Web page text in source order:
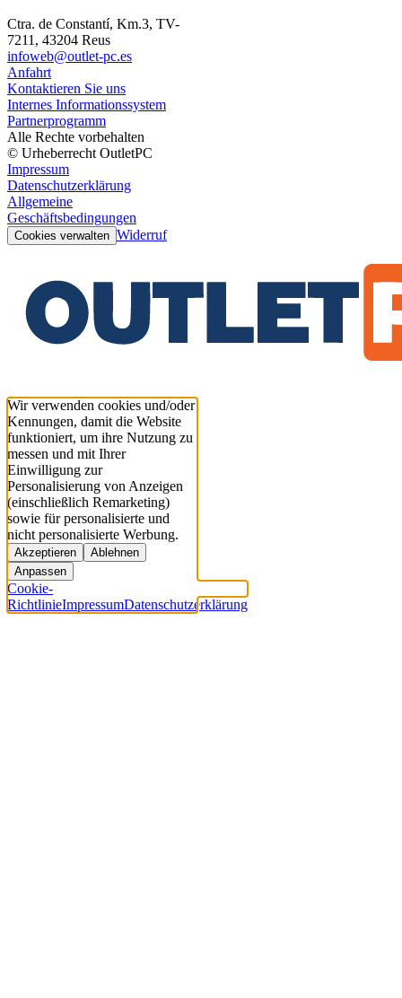
Ctra. de Constantí, Km.3, TV-
7211, 43204 Reus
infoweb@outlet-pc.es
Anfahrt
Kontaktieren Sie uns
Internes Informationssystem
Partnerprogramm
Alle Rechte vorbehalten
© Urheberrecht OutletPC
Impressum
Datenschutzerklärung
Allgemeine
Geschäftsbedingungen
Cookies verwalten Widerruf
Wir verwenden cookies und/oder
Kennungen, damit die Website
funktioniert, um ihre Nutzung zu
messen und mit Ihrer
Einwilligung zur
Personalisierung von Anzeigen
(einschließlich Remarketing)
sowie für personalisierte und
nicht personalisierte Werbung.
Akzeptieren
Ablehnen
Anpassen
Cookie-
RichtlinieImpressumDatenschutzerklärung